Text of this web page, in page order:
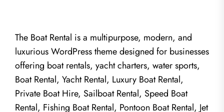
The Boat Rental is a multipurpose, modern, and
luxurious WordPress theme designed for businesses
offering boat rentals, yacht charters, water sports,
Boat Rental, Yacht Rental, Luxury Boat Rental,
Private Boat Hire, Sailboat Rental, Speed Boat
Rental, Fishing Boat Rental, Pontoon Boat Rental, Jet